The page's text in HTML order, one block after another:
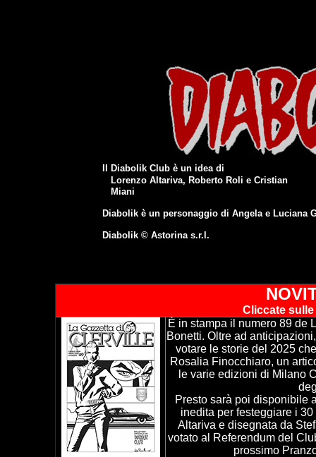
Il Diabolik Club è un idea di
Lorenzo Altariva, Roberto Roli e Cristian
Miani
Diabolik è un personaggio di Angela e Luciana
Diabolik © Astorina s.r.l.
Cliccate
È in stampa il numero 89 de
Bonetti. Oltre ad
votare le storie del 2025
Rosalia Finocchiaro, un
le varie edizioni di Milano
Presto sarà poi disponibile
inedita per festeggiare i
Altariva e disegnata da
votato al Referendum del
prossimo